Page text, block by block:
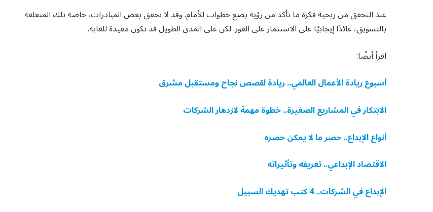
عند التحقق من ربحية فكرة ما تأكد من رؤية بضع خطوات للأمام. وقد لا تحقق بعض المبادرات، خاصة تلك المتعلقة
بالتسويق، عائدًا إيجابيًا على الاستثمار على الفور. لكن على المدى الطويل قد تكون مفيدة للغاية.
اقرأ أيضًا:
أسبوع ريادة الأعمال العالمي.. ريادة لقصص نجاح ومستقبل مشرق
الابتكار في المشاريع الصغيرة.. خطوة مهمة لازدهار الشركات
أنواع الإبداع.. حصر ما لا يمكن حصره
الاقتصاد الإبداعي.. تعريفه وتأثيراته
الإبداع في الشركات.. 4 كتب تهديك السبيل